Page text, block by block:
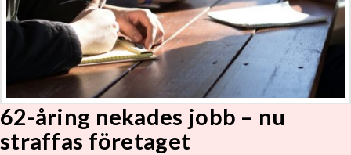
62-åring nekades jobb – nu
straffas företaget